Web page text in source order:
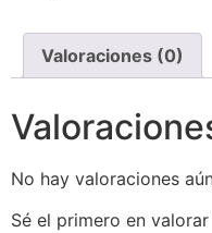
Valoraciones (0)
No hay valoraciones
Sé el primero en